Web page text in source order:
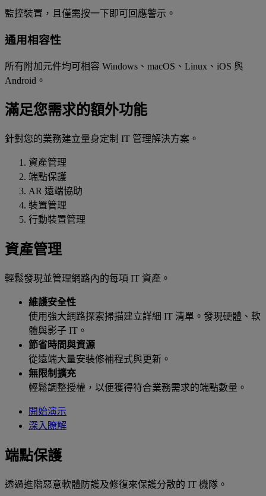
監控裝置，且僅需按一下即可回應警示。
通用相容性
所有附加元件均可相容 Windows、macOS、Linux、iOS 與
Android。
滿足您需求的額外功能
針對您的業務建立量身定制 IT 管理解決方案。
資產管理
端點保護
AR 遠端協助
裝置管理
行動裝置管理
資產管理
輕鬆發現並管理網路內的每項 IT 資產。
維護安全性
使用強大網路探索掃描建立詳細 IT 清單。發現硬體、軟
體與影子 IT。
節省時間與資源
從遠端大量安裝修補程式與更新。
無限制擴充
輕鬆調整授權，以便獲得符合業務需求的端點數量。
開始演示
深入瞭解
端點保護
透過進階惡意軟體防護及修復來保護分散的 IT 機隊。